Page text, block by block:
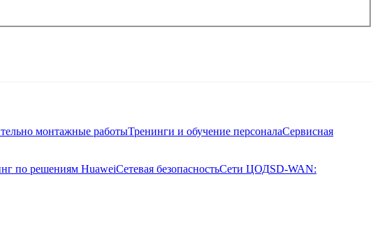
монтажные работыТренинги и обучение персоналаСервисная
по решениям HuaweiСетевая безопасностьСети ЦОДSD-WAN: